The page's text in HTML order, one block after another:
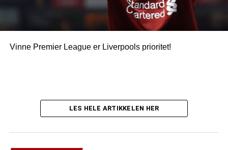
Vinne Premier League er Liverpools prioritet!
LES HELE ARTIKKELEN HER